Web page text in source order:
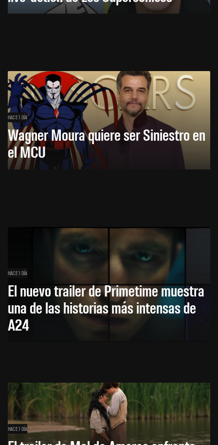
HACE 1 DÍA
Wagner Moura quiere ser Siniestro en
el MCU
HACE 1 DÍA
El nuevo trailer de Primetime muestra
una de las historias más intensas de
A24
HACE 1 DÍA